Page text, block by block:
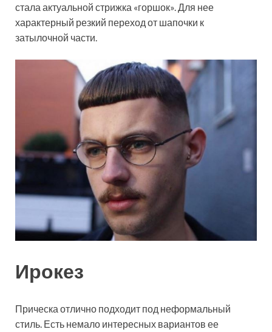
стала актуальной стрижка «горшок». Для нее
характерный резкий переход от шапочки к
затылочной части.
Ирокез
Прическа отлично подходит под неформальный
стиль. Есть немало интересных вариантов ее